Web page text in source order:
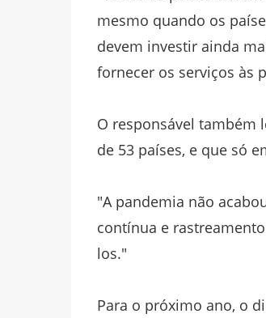
mesmo quando os
devem investir ainda
fornecer os serviços às
O responsável também
de 53 países, e que só
"A pandemia não
contínua e
los."
Para o próximo ano, o